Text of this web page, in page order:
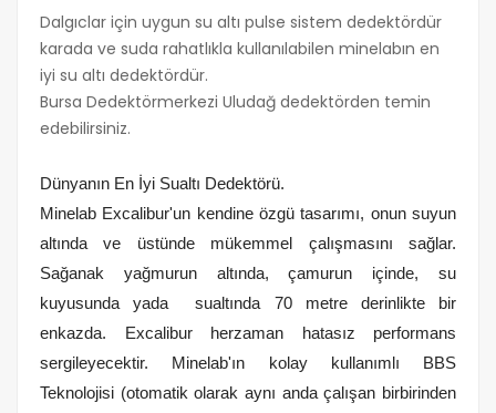
Dalgıclar için uygun su altı pulse sistem dedektördür
karada ve suda rahatlıkla kullanılabilen minelabın en
iyi su altı dedektördür.
Bursa Dedektörmerkezi Uludağ dedektörden temin
edebilirsiniz.
Dünyanın En İyi Sualtı Dedektörü.
Minelab Excalibur'un kendine özgü tasarımı, onun suyun
altında ve üstünde mükemmel çalışmasını sağlar.
Sağanak yağmurun altında, çamurun içinde, su
kuyusunda yada sualtında 70 metre derinlikte bir
enkazda. Excalibur herzaman hatasız performans
sergileyecektir. Minelab'ın kolay kullanımlı BBS
Teknolojisi (otomatik olarak aynı anda çalışan birbirinden